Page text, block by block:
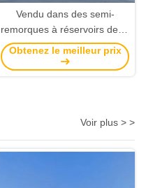
Vendu dans des semi-
remorques à réservoirs de 2,
3 et 4 essieux d'une capacité
de 45 000 à 50 000 litres (42
inoxydable.
Obtenez le meilleur prix
Voir plus > >